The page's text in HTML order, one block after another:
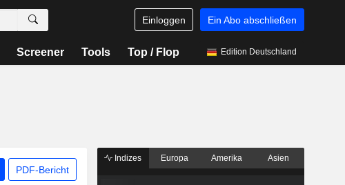
Einloggen Ein Abo abschließen
Screener Tools Top / Flop Edition Deutschland
PDF-Bericht
Indizes Europa Amerika Asien